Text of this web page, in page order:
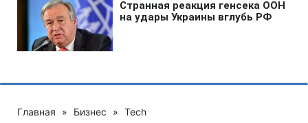
Главная » Бизнес » Tech